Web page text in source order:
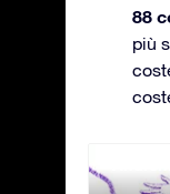
88
più